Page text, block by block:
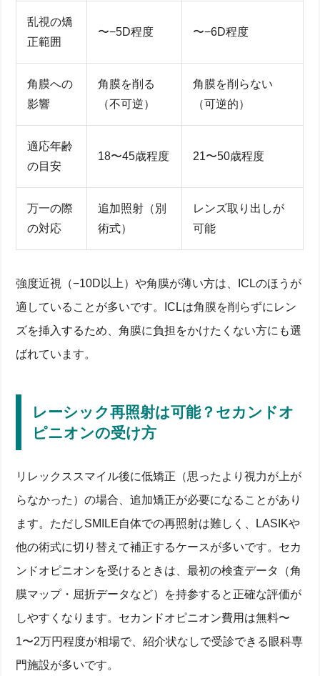
乱視の矯
正範囲
〜−5D程度 〜−6D程度
角膜への
影響
角膜を削る
（不可逆）
角膜を削らない
（可逆的）
適応年齢
の目安
18〜45歳程度 21〜50歳程度
万一の際
の対応
追加照射（別
術式）
レンズ取り出しが
可能
強度近視（−10D以上）や角膜が薄い方は、ICLのほうが
適していることが多いです。ICLは角膜を削らずにレン
ズを挿入するため、角膜に負担をかけたくない方にも選
ばれています。
レーシック再照射は可能？セカンドオ
ピニオンの受け方
リレックススマイル後に低矯正（思ったより視力が上が
らなかった）の場合、追加矯正が必要になることがあり
ます。ただしSMILE自体での再照射は難しく、LASIKや
他の術式に切り替えて補正するケースが多いです。セカ
ンドオピニオンを受けるときは、最初の検査データ（角
膜マップ・屈折データなど）を持参すると正確な評価が
しやすくなります。セカンドオピニオン費用は無料〜
1〜2万円程度が相場で、紹介状なしで受診できる眼科専
門施設が多いです。
適応度数と屈折限界をわかりやすく解説
従来LASIK・フェムトLASIKとの比較で見る角膜負
担
復のリアル
未成年から高齢者まで：患者データでみる安全域
20代・30代・40代での術後満足度と失明リスク
スポーツ・職業別にみる矯正メリット
適応外と言われたら？ICL・レーシックどっちが向く
か徹底比較
レーシック再照射は可能？セカンドオピニオンの受
け方
角膜が薄い人のフェムトLASIK最新事例
失敗・失明は本当にある？リレックススマイルのリス